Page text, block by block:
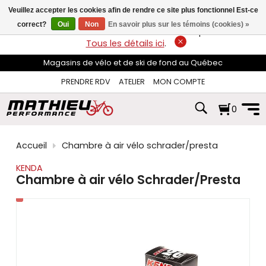
flèches
haut
et
pour
sélectionner
disponible.
Appuyez
pour
au
résultat
de
LIVRAISON GRATUITEsur les commandes de plus de 74$*.
Tous les détails ici.
Magasins de vélo et de ski de fond au Québec
PRENDRE RDV
ATELIER MON COMPTE
0
Accueil
Chambre à air vélo schrader/presta
KENDA
Chambre à air vélo Schrader/Presta
Veuillez accepter les cookies afin de rendre ce site plus fonctionnel Est-ce
correct?
Oui Non En savoir plus sur les témoins (cookies) »